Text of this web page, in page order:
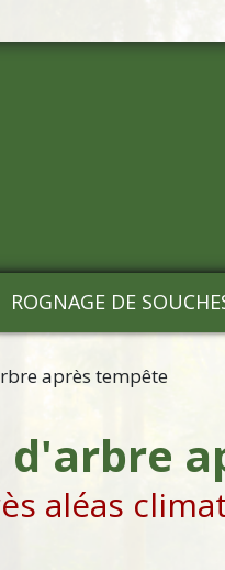
ROGNAGE DE
après tempête
aléas